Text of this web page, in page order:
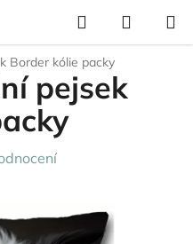
Hledat
KOŠÍK
Border kólie packy
pejsek